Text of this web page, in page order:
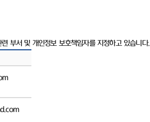
부서 및 개인정보 보호책임자를 지정하고 있습니다.